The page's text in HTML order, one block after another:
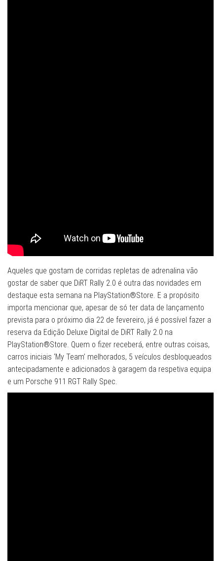
Aqueles que gostam de corridas repletas de adrenalina vão
gostar de saber que DiRT Rally 2.0 é outra das novidades em
destaque esta semana na PlayStation®Store. E a propósito
importa mencionar que, apesar de só ter data de lançamento
prevista para o próximo dia 22 de fevereiro, já é possível fazer a
reserva da Edição Deluxe Digital de DiRT Rally 2.0 na
PlayStation®Store. Quem o fizer receberá, entre outras coisas,
carros iniciais ‘My Team’ melhorados, 5 veículos desbloqueados
antecipadamente e adicionados à garagem da respetiva equipa
e um Porsche 911 RGT Rally Spec.